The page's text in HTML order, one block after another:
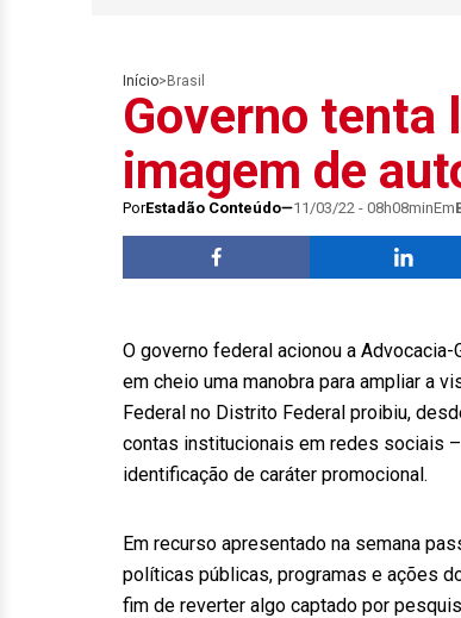
Início> Brasil
Governo tenta
imagem de
PorEstadão Conteúdo 11/03/22 - 08h08minEm
O governo federal acionou a
em cheio uma manobra para ampliar a
Federal no Distrito Federal proibiu,
contas institucionais em redes sociais
identificação de caráter promocional.
Em recurso apresentado na semana
políticas públicas, programas e ações
fim de reverter algo captado por